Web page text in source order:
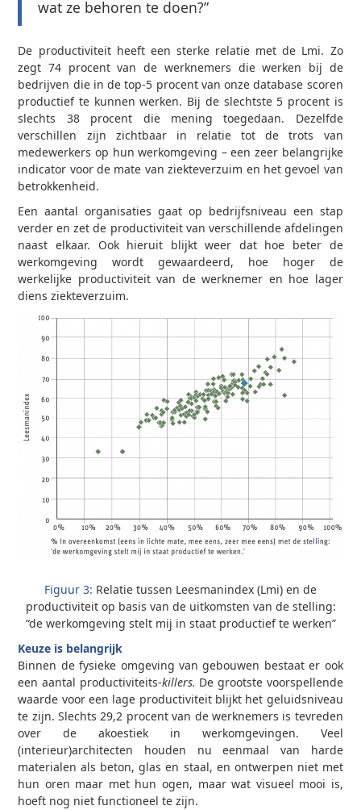
wat ze behoren te doen?”
De productiviteit heeft een sterke relatie met de Lmi. Zo
zegt 74 procent van de werknemers die werken bij de
bedrijven die in de top-5 procent van onze database scoren
productief te kunnen werken. Bij de slechtste 5 procent is
slechts 38 procent die mening toegedaan. Dezelfde
verschillen zijn zichtbaar in relatie tot de trots van
medewerkers op hun werkomgeving – een zeer belangrijke
indicator voor de mate van ziekteverzuim en het gevoel van
betrokkenheid.
Een aantal organisaties gaat op bedrijfsniveau een stap
verder en zet de productiviteit van verschillende afdelingen
naast elkaar. Ook hieruit blijkt weer dat hoe beter de
werkomgeving wordt gewaardeerd, hoe hoger de
werkelijke productiviteit van de werknemer en hoe lager
diens ziekteverzuim.
Figuur 3: Relatie tussen Leesmanindex (Lmi) en de
productiviteit op basis van de uitkomsten van de stelling:
“de werkomgeving stelt mij in staat productief te werken”
Keuze is belangrijk
Binnen de fysieke omgeving van gebouwen bestaat er ook
een aantal productiviteits-killers. De grootste voorspellende
waarde voor een lage productiviteit blijkt het geluidsniveau
te zijn. Slechts 29,2 procent van de werknemers is tevreden
over de akoestiek in werkomgevingen. Veel
(interieur)architecten houden nu eenmaal van harde
materialen als beton, glas en staal, en ontwerpen niet met
hun oren maar met hun ogen, maar wat visueel mooi is,
hoeft nog niet functioneel te zijn.